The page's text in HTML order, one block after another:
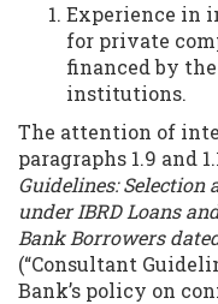
Experience in
for private
financed by
institutions.
The attention of
paragraphs 1.9 and
Guidelines:
under IBRD Loans
Bank Borrowers
(“Consultant
Bank’s policy on